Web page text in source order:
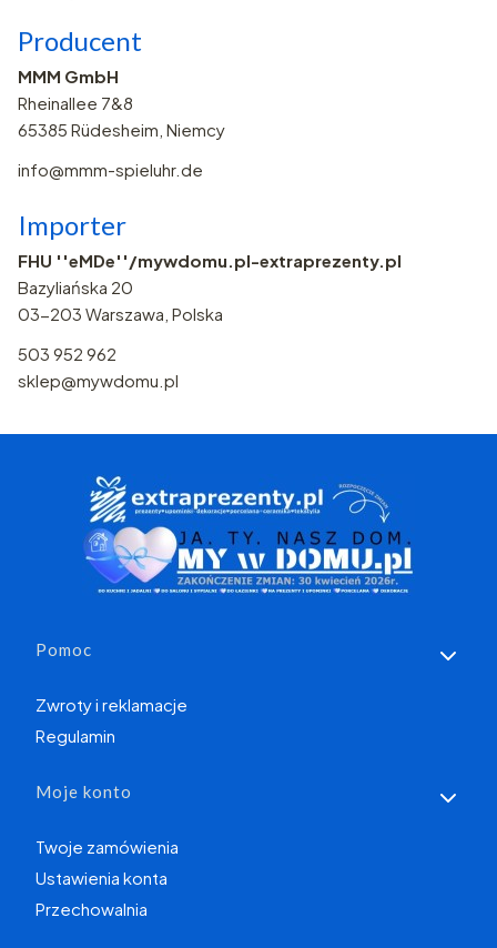
Producent
MMM GmbH
Rheinallee 7&8
65385 Rüdesheim, Niemcy
info@mmm-spieluhr.de
Importer
FHU ''eMDe''/mywdomu.pl-extraprezenty.pl
Bazyliańska 20
03-203 Warszawa, Polska
503 952 962
sklep@mywdomu.pl
Linki w stopce
Pomoc
Zwroty i reklamacje
Regulamin
Moje konto
Twoje zamówienia
Ustawienia konta
Przechowalnia